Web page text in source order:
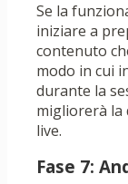
Se la
iniziare a
contenuto
modo in cui
durante la
migliorerà la
live.
Fase 7: